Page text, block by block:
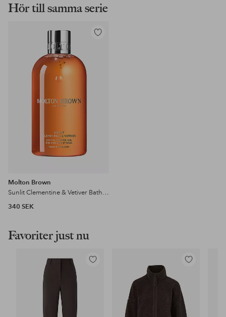
Hör till samma serie
Lägg
Molton Brown
Sunlit Clementine & Vetiver Bath & Shower Gel 300 Ml
340 SEK
Favoriter just nu
Lägg
Lägg
favoriter